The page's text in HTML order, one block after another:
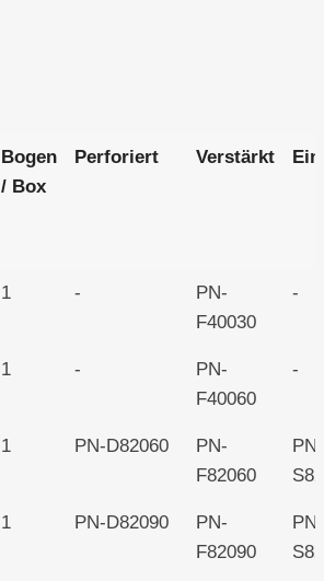
Bogen
/ Box
Perforiert Verstärkt
1 -
PN-
F40030
-
1 -
PN-
F40060
-
1 PN-D82060
PN-
F82060
PN-
1 PN-D82090
PN-
F82090
PN-